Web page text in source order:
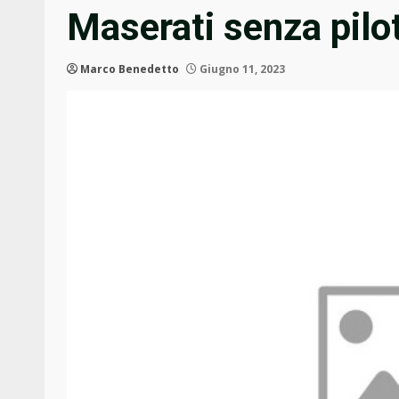
Maserati senza
Marco Benedetto Giugno 11, 2023